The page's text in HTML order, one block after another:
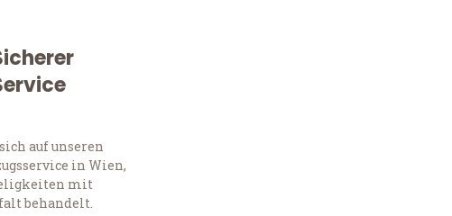
auf unseren
in Wien,
mit
behandelt.